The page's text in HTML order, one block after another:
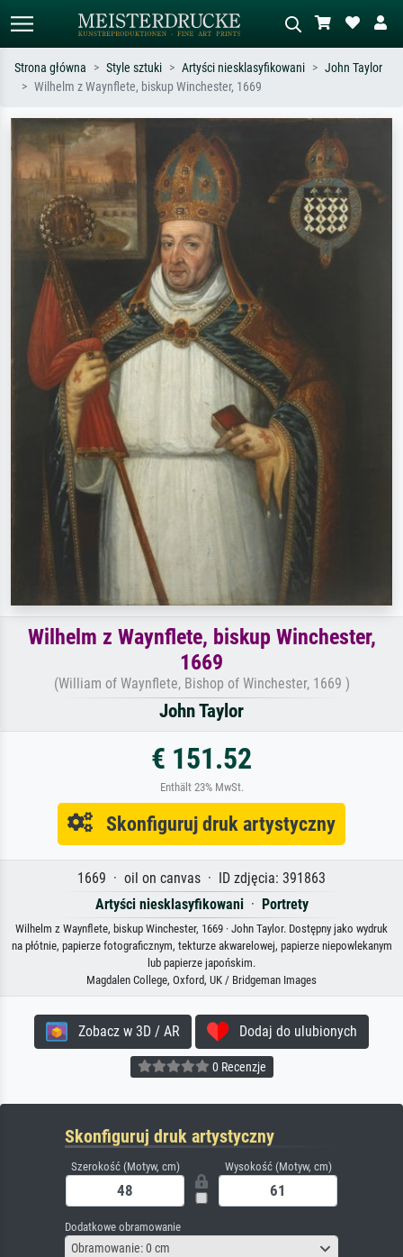
Szukaj wg artysty, tytułu lub stylu – np.
Monet, Gwiaździsta noc,
impresjonizm, fala Hokusaia, akt.
abstrakcja z czerwienią, ciemny olej,
stojący akt obok drzewa.
Strona główna Style sztuki Artyści niesklasyfikowani
John Taylor
Wilhelm z Waynflete, biskup Winchester, 1669
Wilhelm z Waynflete, biskup Winchester,
1669
(William of Waynflete, Bishop of Winchester, 1669 )
John Taylor
€ 151.52
Enthält 23% MwSt.
Skonfiguruj druk artystyczny
1669 · oil on canvas · ID zdjęcia: 391863
Artyści niesklasyfikowani· Portrety
Wilhelm z Waynflete, biskup Winchester, 1669 · John Taylor. Dostępny jako wydruk
na płótnie, papierze fotograficznym, tekturze akwarelowej, papierze niepowlekanym
lub papierze japońskim.
Magdalen College, Oxford, UK / Bridgeman Images
Zobacz w 3D / AR Dodaj do ulubionych
0 Recenzje
Skonfiguruj druk artystyczny
Szerokość (Motyw, cm) Wysokość (Motyw, cm)
Dodatkowe obramowanie
Obramowanie: 0 cm